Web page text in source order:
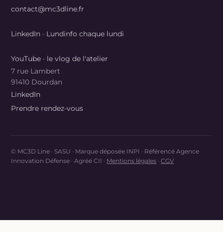
contact@mc3dline.fr
LinkedIn · Lundinfo chaque lundi
YouTube · le vlog de l'atelier
7 rue Lambert
91410 Dourdan
LinkedIn
Prendre rendez-vous
© MC3D Line · SASU · Marque déposée INPI · Référencé Agence
Innovation Défense · Agréé CII · Mentions légales ·CGV